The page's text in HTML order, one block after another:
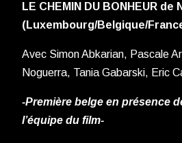
LE CHEMIN DU BONHEUR de
(Luxembourg/Belgique/
Avec Simon Abkarian, Pascale
Noguerra, Tania Gabarski, Eric
-Première belge en présence
l’équipe du film-